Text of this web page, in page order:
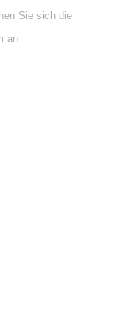
Sie sich die
an